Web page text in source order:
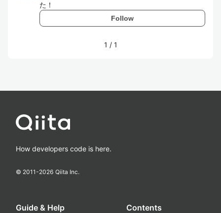
た！
Follow
1 / 1
How developers code is here.
© 2011-2026 Qiita Inc.
Guide & Help Contents